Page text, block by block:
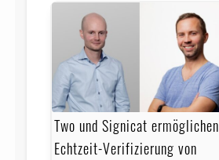
Two und Signicat ermöglichen
Echtzeit-Verifizierung von